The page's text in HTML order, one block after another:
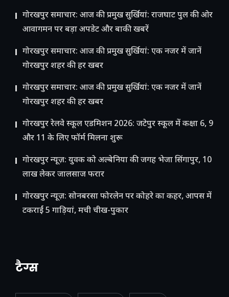
गोरखपुर समाचार: आज की प्रमुख सुर्खियां: राजघाट पुल की ओर
आवागमन पर बड़ा अपडेट और बाकी खबरें
गोरखपुर समाचार: आज की प्रमुख सुर्खियां: एक नजर में जानें
गोरखपुर शहर की हर खबर
गोरखपुर समाचार: आज की प्रमुख सुर्खियां: एक नजर में जानें
गोरखपुर शहर की हर खबर
गोरखपुर रेलवे स्कूल एडमिशन 2026: जटेपुर स्कूल में कक्षा 6, 9
और 11 के लिए फॉर्म मिलना शुरू
गोरखपुर न्यूज़: युवक को अल्बेनिया की जगह भेजा सिंगापुर, 10
लाख लेकर जालसाज फरार
गोरखपुर न्यूज़: सोनबरसा फोरलेन पर कोहरे का कहर, आपस में
टकराईं 5 गाड़ियां, मची चीख-पुकार
टैग्स